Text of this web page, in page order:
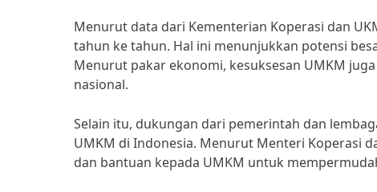
Menurut data dari Kementerian Koperasi dan
tahun ke tahun. Hal ini menunjukkan potensi
Menurut pakar ekonomi, kesuksesan UMKM
nasional.
Selain itu, dukungan dari pemerintah dan
UMKM di Indonesia. Menurut Menteri Koperasi
dan bantuan kepada UMKM untuk